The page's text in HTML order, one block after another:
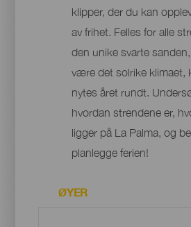
klipper, der du kan
av frihet. Felles for alle
den unike svarte
være det solrike klimaet,
nytes året rundt.
hvordan strendene er,
ligger på La Palma, og
planlegge ferien!
ØYER